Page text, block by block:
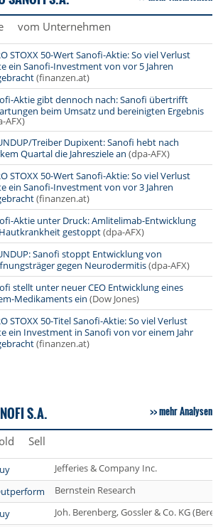
vom Unternehmen
STOXX 50-Wert Sanofi-Aktie: So viel Verlust
ein Sanofi-Investment von vor 5 Jahren
(finanzen.at)
Aktie gibt dennoch nach: Sanofi übertrifft
beim Umsatz und bereinigten Ergebnis
AFX)
Treiber Dupixent: Sanofi hebt nach
Quartal die Jahresziele an (dpa-AFX)
STOXX 50-Wert Sanofi-Aktie: So viel Verlust
ein Sanofi-Investment von vor 3 Jahren
(finanzen.at)
Aktie unter Druck: Amlitelimab-Entwicklung
gestoppt(dpa-AFX)
Sanofi stoppt Entwicklung von
gegen Neurodermitis(dpa-AFX)
stellt unter neuer CEO Entwicklung eines
Medikaments ein (Dow Jones)
STOXX 50-Titel Sanofi-Aktie: So viel Verlust
ein Investment in Sanofi von vor einem Jahr
(finanzen.at)
S.A. mehr Analysen
Sell
Jefferies & Company Inc.
Bernstein Research
Joh. Berenberg, Gossler & Co. KG